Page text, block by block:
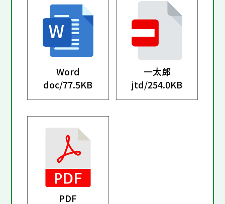
Word
doc/77.5KB
一太郎
jtd/254.0KB
PDF